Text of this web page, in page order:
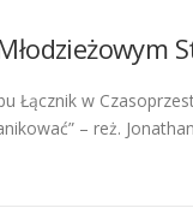
Łącznik w
– reż.